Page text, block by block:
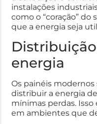
instalações
como o “coração”
que a energia seja
energia
Os painéis modernos
distribuir a energia
mínimas perdas.
em ambientes que